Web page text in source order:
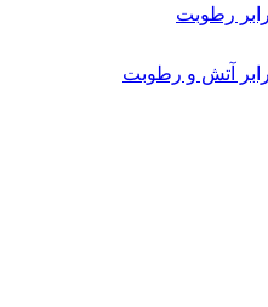
رطوبت
آتش و رطوبت